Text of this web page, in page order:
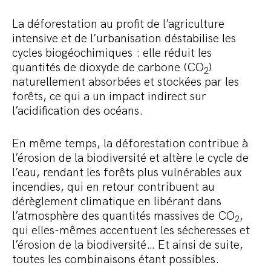
La déforestation au profit de l’agriculture
intensive et de l’urbanisation déstabilise les
cycles biogéochimiques : elle réduit les
quantités de dioxyde de carbone (CO2)
naturellement absorbées et stockées par les
forêts, ce qui a un impact indirect sur
l’acidification des océans.
En même temps, la déforestation contribue à
l’érosion de la biodiversité et altère le cycle de
l’eau, rendant les forêts plus vulnérables aux
incendies, qui en retour contribuent au
dérèglement climatique en libérant dans
l’atmosphère des quantités massives de CO2,
qui elles-mêmes accentuent les sécheresses et
l’érosion de la biodiversité… Et ainsi de suite,
toutes les combinaisons étant possibles.